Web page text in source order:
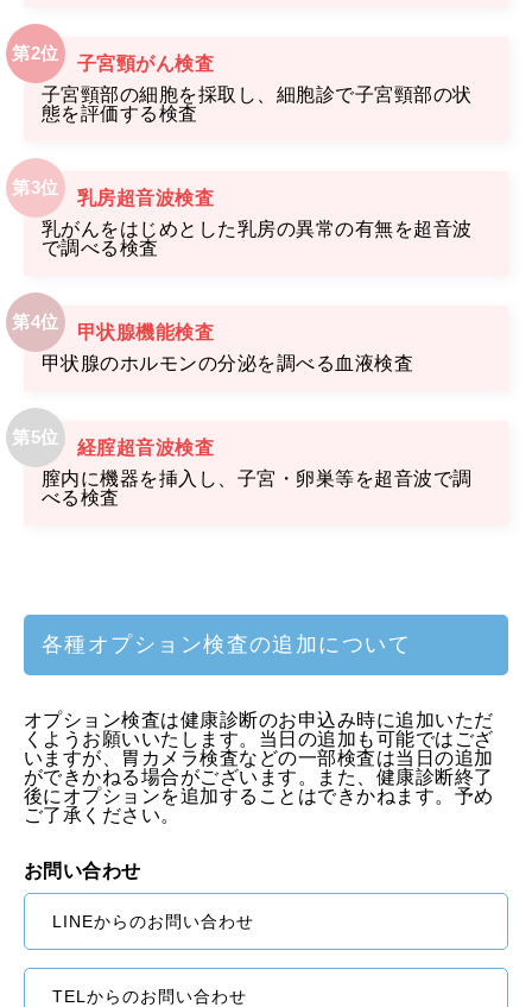
子宮頸がん検査
子宮頸部の細胞を採取し、細胞診で子宮頸部の状
態を評価する検査
乳房超音波検査
乳がんをはじめとした乳房の異常の有無を超音波
で調べる検査
甲状腺機能検査
甲状腺のホルモンの分泌を調べる血液検査
経腟超音波検査
膣内に機器を挿入し、子宮・卵巣等を超音波で調
べる検査
各種オプション検査の追加について
オプション検査は健康診断のお申込み時に追加いただ
くようお願いいたします。当日の追加も可能ではござ
いますが、胃カメラ検査などの一部検査は当日の追加
ができかねる場合がございます。また、健康診断終了
後にオプションを追加することはできかねます。予め
ご了承ください。
お問い合わせ
LINEからのお問い合わせ
TELからのお問い合わせ